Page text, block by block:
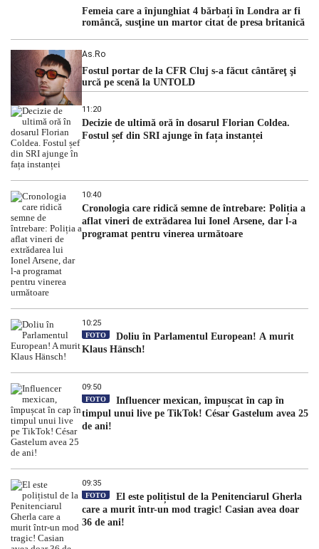
Femeia care a înjunghiat 4 bărbați în Londra ar fi
româncă, susţine un martor citat de presa britanică
As.ro
Fostul portar de la CFR Cluj s-a făcut cântăreţ şi
urcă pe scenă la UNTOLD
11:20
Decizie de ultimă oră în dosarul Florian Coldea.
Fostul șef din SRI ajunge în fața instanței
10:40
Cronologia care ridică semne de întrebare: Poliția a
aflat vineri de extrădarea lui Ionel Arsene, dar l-a
programat pentru vinerea următoare
10:25
FOTO
Doliu în Parlamentul European! A murit
Klaus Hänsch!
09:50
FOTO
Influencer mexican, împușcat în cap în
timpul unui live pe TikTok! César Gastelum avea 25
de ani!
09:35
FOTO
El este polițistul de la Penitenciarul Gherla
care a murit într-un mod tragic! Casian avea doar
36 de ani!